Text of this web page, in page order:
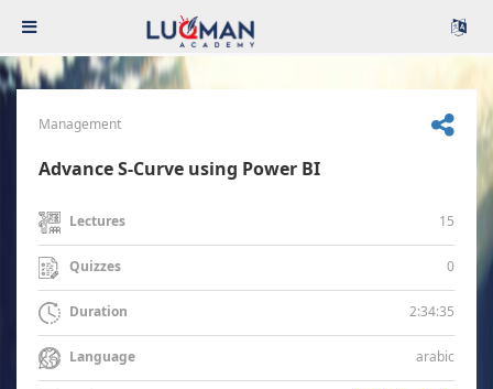
Management
Advance S-Curve using Power BI
Lectures 15
Quizzes 0
Duration 2:34:35
Language arabic